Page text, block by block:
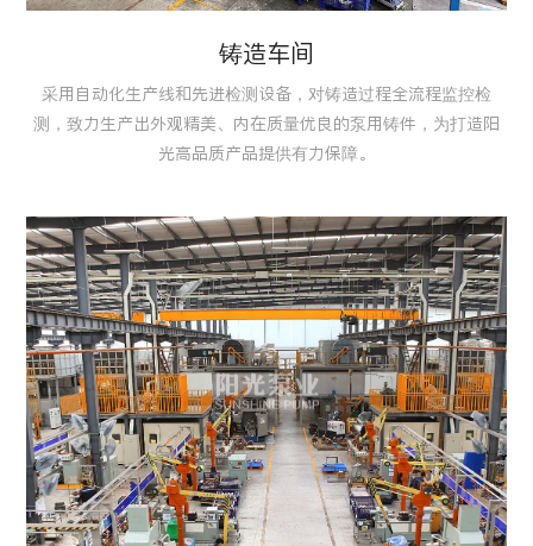
铸造车间
采用自动化生产线和先进检测设备，对铸造过程全流程监控检
测，致力生产出外观精美、内在质量优良的泵用铸件，为打造阳
光高品质产品提供有力保障。